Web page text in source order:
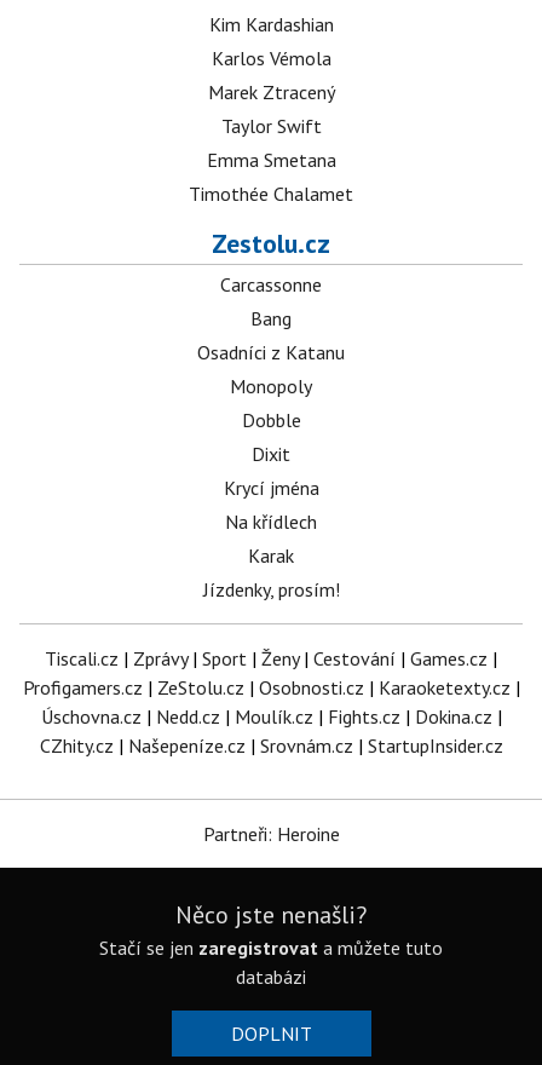
Kim Kardashian
Karlos Vémola
Marek Ztracený
Taylor Swift
Emma Smetana
Timothée Chalamet
Zestolu.cz
Carcassonne
Bang
Osadníci z Katanu
Monopoly
Dobble
Dixit
Krycí jména
Na křídlech
Karak
Jízdenky, prosím!
Tiscali.cz | Zprávy| Sport | Ženy| Cestování | Games.cz |
Profigamers.cz | ZeStolu.cz | Osobnosti.cz | Karaoketexty.cz |
Úschovna.cz | Nedd.cz | Moulík.cz | Fights.cz | Dokina.cz |
CZhity.cz | Našepeníze.cz | Srovnám.cz | StartupInsider.cz
Partneři: Heroine
Něco jste nenašli?
Stačí se jen zaregistrovat a můžete tuto
databázi
DOPLNIT